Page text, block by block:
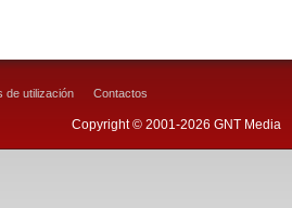
de utilización Contactos
Copyright © 2001-2026 GNT Media